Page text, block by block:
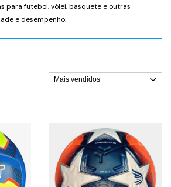
para futebol, vôlei, basquete e outras
e desempenho.